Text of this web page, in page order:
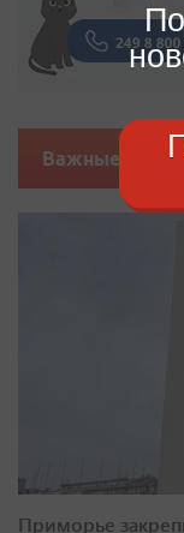
Важные
Приморье